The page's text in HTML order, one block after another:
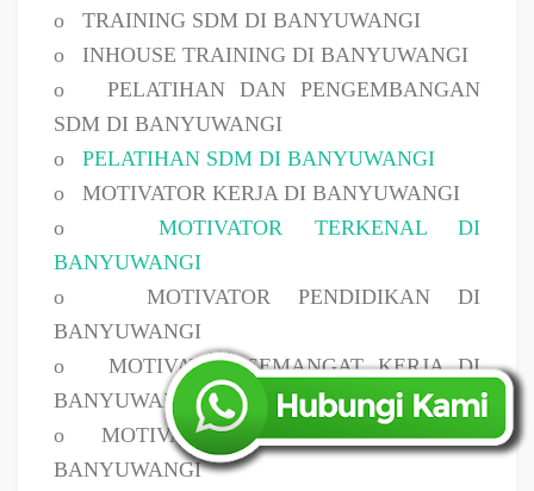
o
TRAINING SDM DI BANYUWANGI
o
INHOUSE TRAINING DI BANYUWANGI
o
PELATIHAN DAN PENGEMBANGAN
SDM DI BANYUWANGI
o
PELATIHAN SDM DI BANYUWANGI
o
MOTIVATOR KERJA DI BANYUWANGI
o
MOTIVATOR TERKENAL DI
BANYUWANGI
o
MOTIVATOR PENDIDIKAN DI
BANYUWANGI
o
MOTIVATOR SEMANGAT KERJA DI
BANYUWANGI
o
MOTIVATOR UNTUK KARYAWAN DI
BANYUWANGI